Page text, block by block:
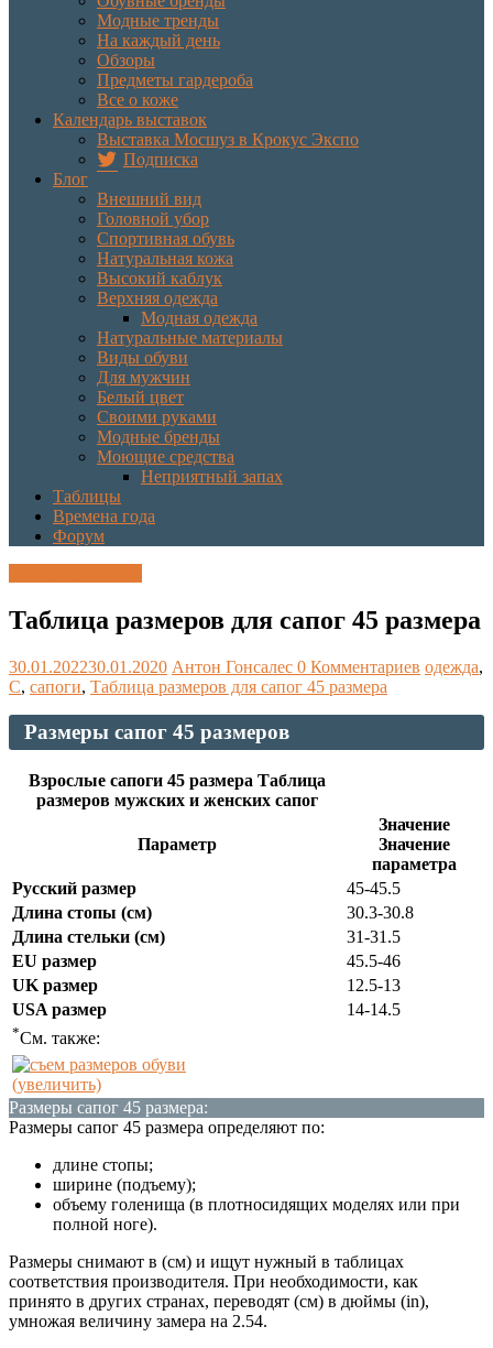
Модные тренды
На каждый день
Обзоры
Предметы гардероба
Все о коже
Календарь выставок
Выставка Мосшуз в Крокус Экспо
Подписка
Блог
Внешний вид
Головной убор
Спортивная обувь
Натуральная кожа
Высокий каблук
Верхняя одежда
Модная одежда
Натуральные материалы
Виды обуви
Для мужчин
Белый цвет
Своими руками
Модные бренды
Моющие средства
Неприятный запах
Таблицы
Времена года
Форум
Таблица размеров для сапог 45 размера
30.01.202230.01.2020 Антон Гонсалес 0 Комментариев одежда,
С, сапоги, Таблица размеров для сапог 45 размера
Размеры сапог 45 размеров
Взрослые сапоги 45 размера Таблица
размеров мужских и женских сапог
Параметр
Значение
Значение
параметра
Русский размер
45-45.5
Длина стопы (см)
30.3-30.8
Длина стельки (см)
31-31.5
EU размер
45.5-46
UK размер
12.5-13
USA размер
14-14.5
*См. также:
(увеличить)
Размеры сапог 45 размера:
Размеры сапог 45 размера определяют по:
длине стопы;
ширине (подъему);
объему голенища (в плотносидящих моделях или при
полной ноге).
Размеры снимают в (см) и ищут нужный в таблицах
соответствия производителя. При необходимости, как
принято в других странах, переводят (см) в дюймы (in),
умножая величину замера на 2.54.